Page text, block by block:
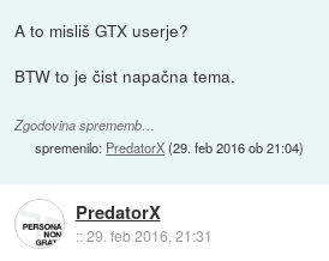
A to misliš GTX userje?
BTW to je čist napačna tema.
Zgodovina sprememb…
spremenilo: PredatorX(29. feb 2016 ob 21:04)
PredatorX
::29. feb 2016, 21:31